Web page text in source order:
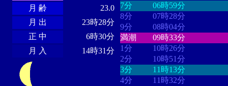
月 齢
23.0
月 出
23時28分
正 中
6時30分
月 入
14時31分
7分
06時59分
8分
07時28分
9分
08時04分
満潮
09時33分
1分
10時26分
2分
10時51分
3分
11時13分
4分
11時32分